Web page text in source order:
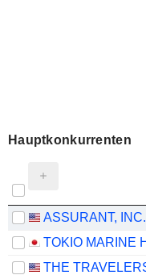
Hauptkonkurrenten
ASSURANT, INC.